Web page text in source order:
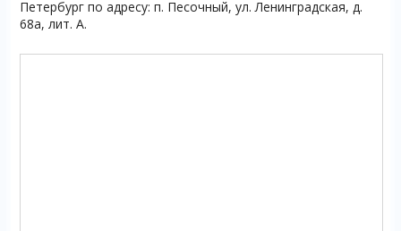
Петербург по адресу: п. Песочный, ул. Ленинградская, д.
68а, лит. А.